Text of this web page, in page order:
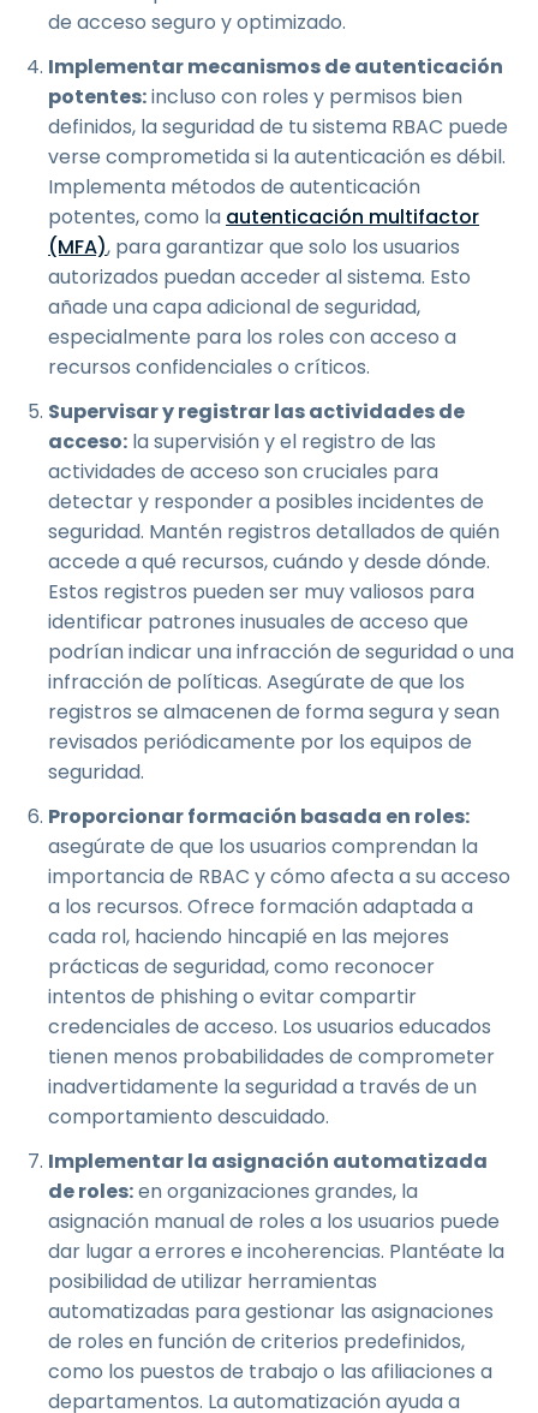
de acceso seguro y optimizado.
Implementar mecanismos de autenticación
potentes:incluso con roles y permisos bien
definidos, la seguridad de tu sistema RBAC puede
verse comprometida si la autenticación es débil.
Implementa métodos de autenticación
potentes, como la autenticación multifactor
(MFA), para garantizar que solo los usuarios
autorizados puedan acceder al sistema. Esto
añade una capa adicional de seguridad,
especialmente para los roles con acceso a
recursos confidenciales o críticos.
Supervisar y registrar las actividades de
acceso: la supervisión y el registro de las
actividades de acceso son cruciales para
detectar y responder a posibles incidentes de
seguridad. Mantén registros detallados de quién
accede a qué recursos, cuándo y desde dónde.
Estos registros pueden ser muy valiosos para
identificar patrones inusuales de acceso que
podrían indicar una infracción de seguridad o una
infracción de políticas. Asegúrate de que los
registros se almacenen de forma segura y sean
revisados periódicamente por los equipos de
seguridad.
Proporcionar formación basada en roles:
asegúrate de que los usuarios comprendan la
importancia de RBAC y cómo afecta a su acceso
a los recursos. Ofrece formación adaptada a
cada rol, haciendo hincapié en las mejores
prácticas de seguridad, como reconocer
intentos de phishing o evitar compartir
credenciales de acceso. Los usuarios educados
tienen menos probabilidades de comprometer
inadvertidamente la seguridad a través de un
comportamiento descuidado.
Implementar la asignación automatizada
de roles:en organizaciones grandes, la
asignación manual de roles a los usuarios puede
dar lugar a errores e incoherencias. Plantéate la
posibilidad de utilizar herramientas
automatizadas para gestionar las asignaciones
de roles en función de criterios predefinidos,
como los puestos de trabajo o las afiliaciones a
departamentos. La automatización ayuda a